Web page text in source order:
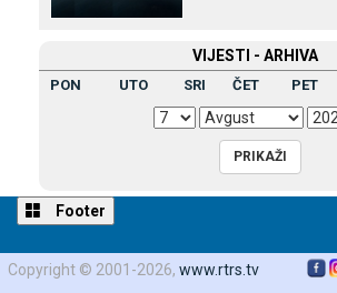
VIЈESTI - ARHIVA
PON UTO SRI ČET PET
Footer
Copyright © 2001-2026, www.rtrs.tv